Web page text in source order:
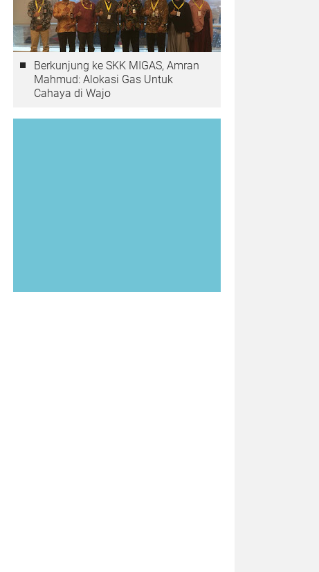
Berkunjung ke SKK MIGAS, Amran
Mahmud: Alokasi Gas Untuk
Cahaya di Wajo